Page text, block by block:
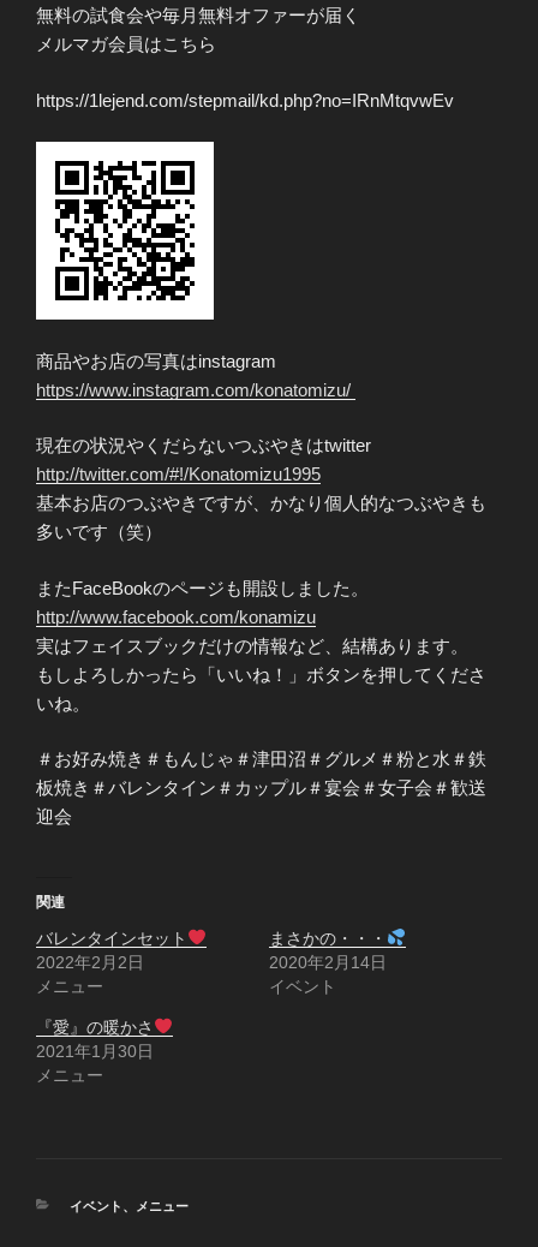
無料の試食会や毎月無料オファーが届く
メルマガ会員はこちら
https://1lejend.com/stepmail/kd.php?no=IRnMtqvwEv
商品やお店の写真はinstagram
https://www.instagram.com/konatomizu/
現在の状況やくだらないつぶやきはtwitter
http://twitter.com/#!/Konatomizu1995
基本お店のつぶやきですが、かなり個人的なつぶやきも
多いです（笑）
またFaceBookのページも開設しました。
http://www.facebook.com/konamizu
実はフェイスブックだけの情報など、結構あります。
もしよろしかったら「いいね！」ボタンを押してくださ
いね。
＃お好み焼き＃もんじゃ＃津田沼＃グルメ＃粉と水＃鉄
板焼き＃バレンタイン＃カップル＃宴会＃女子会＃歓送
迎会
関連
バレンタインセット
2022年2月2日
メニュー
まさかの・・・
2020年2月14日
イベント
『愛』の暖かさ
2021年1月30日
メニュー
カ
イベント 、 メニュー